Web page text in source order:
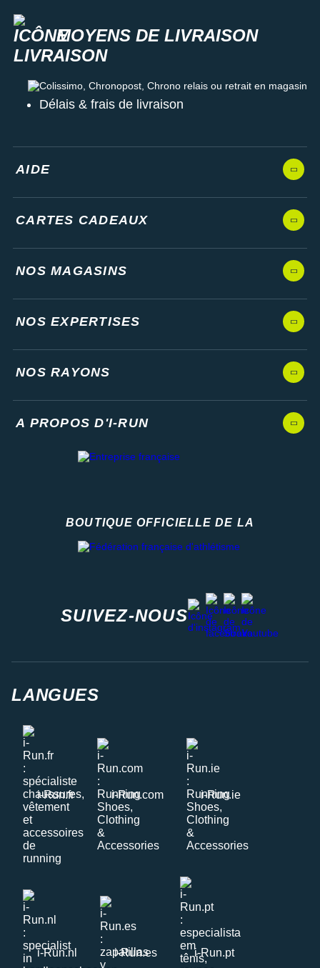
MOYENS DE LIVRAISON
Colissimo, Chronopost, Chrono relais ou retrait en magasin
Délais & frais de livraison
AIDE
CARTES CADEAUX
NOS MAGASINS
NOS EXPERTISES
NOS RAYONS
A PROPOS D'I-RUN
BOUTIQUE OFFICIELLE DE LA
SUIVEZ-NOUS
instagram
facebook
stravayoutube
LANGUES
i-Run.fr i-Run.com i-Run.ie
i-Run.nl i-Run.es i-Run.pt